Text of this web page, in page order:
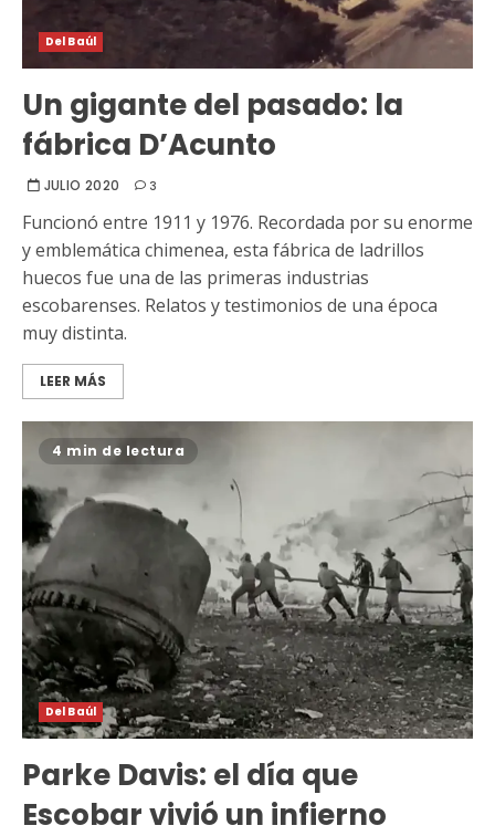
Del Baúl
Un gigante del pasado: la
fábrica D’Acunto
JULIO 2020 3
Funcionó entre 1911 y 1976. Recordada por su enorme
y emblemática chimenea, esta fábrica de ladrillos
huecos fue una de las primeras industrias
escobarenses. Relatos y testimonios de una época
muy distinta.
LEER MÁS
4 min de lectura
Del Baúl
Parke Davis: el día que
Escobar vivió un infierno